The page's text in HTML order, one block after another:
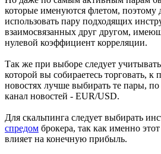
которые именуются флетом, поэтому
использовать пару подходящих
взаимосвязанных друг другом,
нулевой коэффициент корреляции.
Так же при выборе следует
которой вы собираетесь торговать, к
новостях лучше выбирать те пары,
канал новостей - EUR/USD.
Для скальпинга следует выбирать
спредом брокера, так как именно
влияет на конечную прибыль.